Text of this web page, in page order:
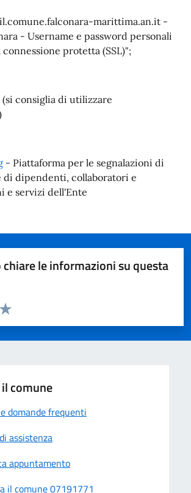
marittima.an.it -
- Username e password personali
protetta (SSL)";
(si consiglia di utilizzare
- Piattaforma per le segnalazioni di
dipendenti, collaboratori e
e servizi dell'Ente
chiare le informazioni su questa
la pagina
5 stelle su 5
4 stelle su 5
su 5
su 5
5
comune
domande frequenti
assistenza
appuntamento
il comune 07191771